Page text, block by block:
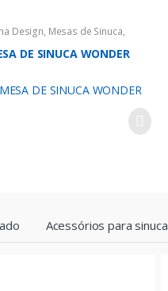
Design, Mesas de Sinuca,
DE SINUCA WONDER
Acessórios para sinuca